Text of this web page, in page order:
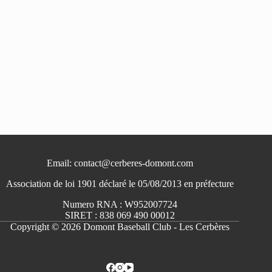
Email: contact@cerberes-domont.com
Association de loi 1901 déclaré le 05/08/2013 en préfecture
Numero RNA : W952007724
SIRET : 838 069 490 00012
Copyright © 2026 Domont Baseball Club - Les Cerbères